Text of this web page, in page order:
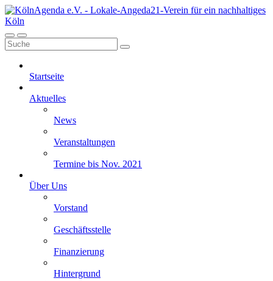
Startseite
Aktuelles
News
Veranstaltungen
Termine bis Nov. 2021
Über Uns
Vorstand
Geschäftsstelle
Finanzierung
Hintergrund